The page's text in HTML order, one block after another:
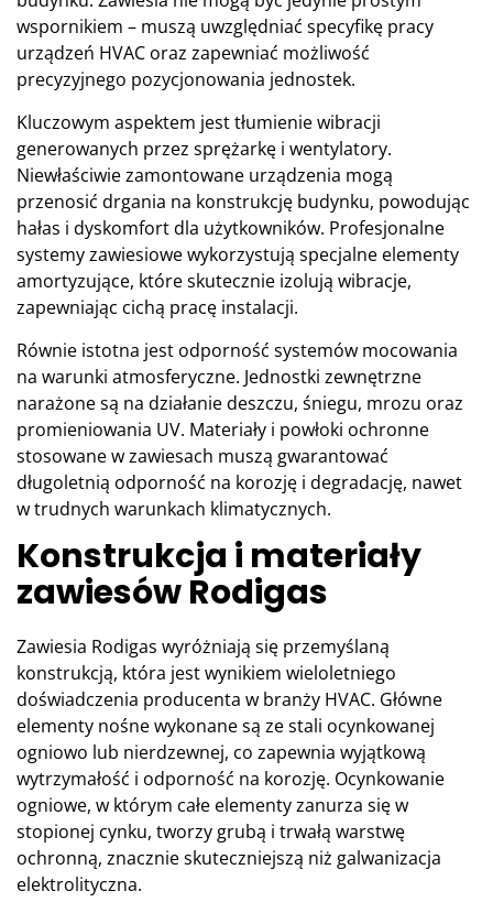
wspornikiem – muszą uwzględniać specyfikę pracy
urządzeń HVAC oraz zapewniać możliwość
precyzyjnego pozycjonowania jednostek.
Kluczowym aspektem jest tłumienie wibracji
generowanych przez sprężarkę i wentylatory.
Niewłaściwie zamontowane urządzenia mogą
przenosić drgania na konstrukcję budynku, powodując
hałas i dyskomfort dla użytkowników. Profesjonalne
systemy zawiesiowe wykorzystują specjalne elementy
amortyzujące, które skutecznie izolują wibracje,
zapewniając cichą pracę instalacji.
Równie istotna jest odporność systemów mocowania
na warunki atmosferyczne. Jednostki zewnętrzne
narażone są na działanie deszczu, śniegu, mrozu oraz
promieniowania UV. Materiały i powłoki ochronne
stosowane w zawiesach muszą gwarantować
długoletnią odporność na korozję i degradację, nawet
w trudnych warunkach klimatycznych.
Konstrukcja i materiały
zawiesów Rodigas
Zawiesia Rodigas wyróżniają się przemyślaną
konstrukcją, która jest wynikiem wieloletniego
doświadczenia producenta w branży HVAC. Główne
elementy nośne wykonane są ze stali ocynkowanej
ogniowo lub nierdzewnej, co zapewnia wyjątkową
wytrzymałość i odporność na korozję. Ocynkowanie
ogniowe, w którym całe elementy zanurza się w
stopionej cynku, tworzy grubą i trwałą warstwę
ochronną, znacznie skuteczniejszą niż galwanizacja
elektrolityczna.